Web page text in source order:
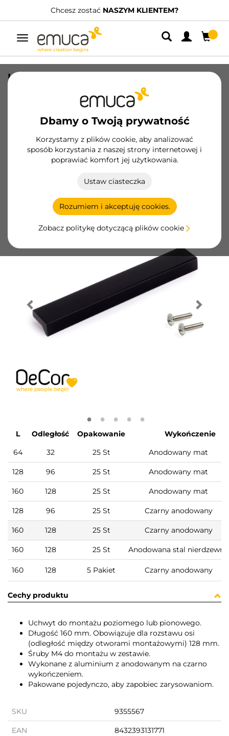
Chcesz zostać NASZYM KLIENTEM?
Przełącz
nawigację
Dbamy o Twoją prywatność
Korzystamy z plików cookie, aby analizować
sposób korzystania z naszej strony internetowej i
poprawiać komfort jej użytkowania.
Ustaw ciasteczka
Rozumiem i akceptuję cookies.
Zobacz politykę dotyczącą plików cookie
Uchwyty meblowe Xirivella, L160mm,
Rozstaw 128mm, Aluminium, Czarny
9355567/EAN 8432393131771
Zostań klientem
L Odległość Opakowanie
Wykończenie
64
32 25 St Anodowany mat
128 96 25 St Anodowany mat
160 128 25 St Anodowany mat
128 96 25 St Czarny anodowany
160 128 25 St Czarny anodowany
160 128 25 St Anodowana stal nierdzewna
160 128 5 Pakiet Czarny anodowany
Cechy produktu
Uchwyt do montażu poziomego lub pionowego.
Długość 160 mm. Obowiązuje dla rozstawu osi
(odległość między otworami montażowymi) 128 mm.
Śruby M4 do montażu w zestawie.
Wykonane z aluminium z anodowanym na czarno
wykończeniem.
Pakowane pojedynczo, aby zapobiec zarysowaniom.
SKU 9355567
EAN 8432393131771